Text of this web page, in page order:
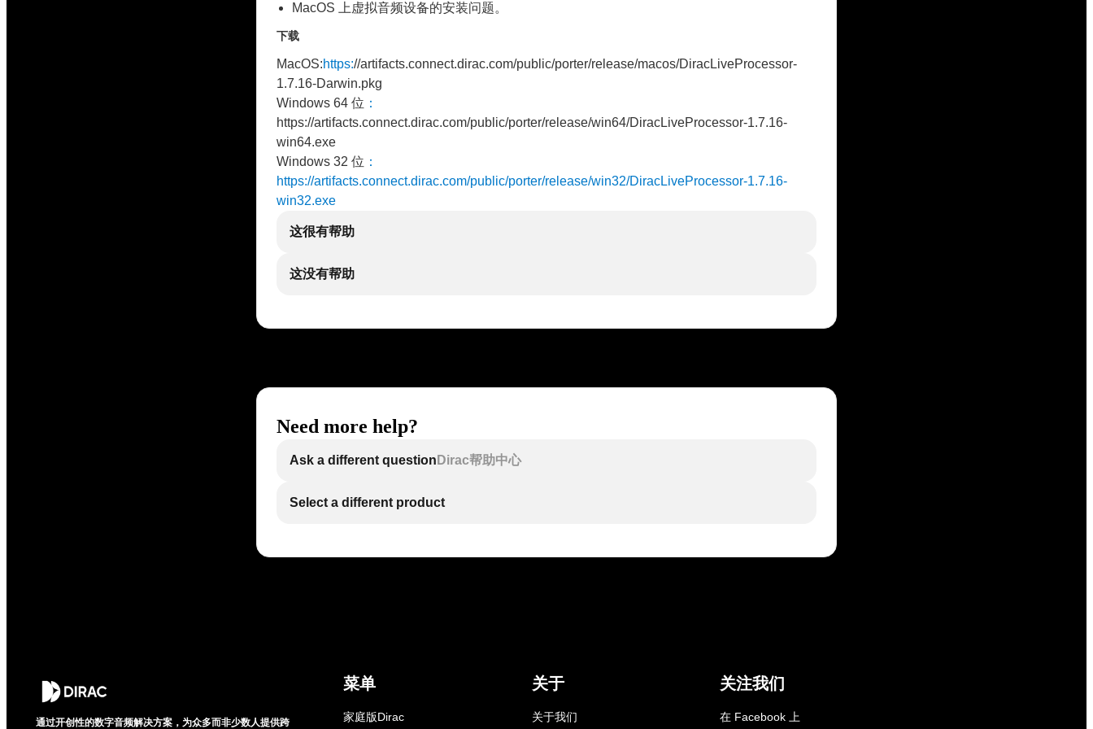
MacOS 上虚拟音频设备的安装问题。
下载
MacOS:https://artifacts.connect.dirac.com/public/porter/release/macos/DiracLiveProcessor-
1.7.16-Darwin.pkg
Windows 64 位 ：
https://artifacts.connect.dirac.com/public/porter/release/win64/DiracLiveProcessor-1.7.16-
win64.exe
Windows 32 位 ：
https://artifacts.connect.dirac.com/public/porter/release/win32/DiracLiveProcessor-1.7.16-
win32.exe
这很有帮助
这没有帮助
Need more help?
Ask a different question Dirac帮助中心
Select a different product
通过开创性的数字音频解决方案，为众多而非少数人提供跨
菜单
家庭版Dirac
关于
关于我们
关注我们
在 Facebook 上